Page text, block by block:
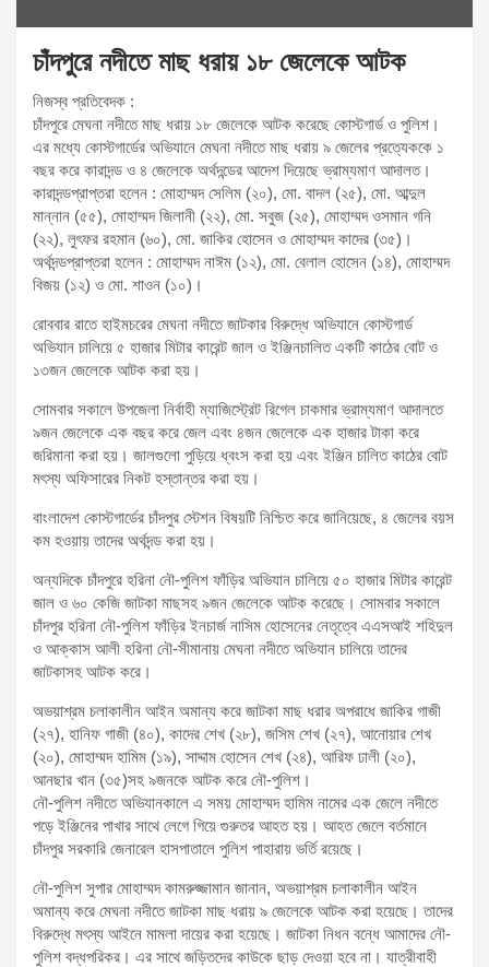
চাঁদপুরে নদীতে মাছ ধরায় ১৮ জেলেকে আটক
নিজস্ব প্রতিবেদক :
চাঁদপুরে মেঘনা নদীতে মাছ ধরায় ১৮ জেলেকে আটক করেছে কোস্টগার্ড ও পুলিশ।
এর মধ্যে কোস্টগার্ডের অভিযানে মেঘনা নদীতে মাছ ধরায় ৯ জেলের প্রত্যেককে ১
বছর করে কারাদন্ড ও ৪ জেলেকে অর্থদন্ডের আদেশ দিয়েছে ভ্রাম্যমাণ আদালত।
কারাদন্ডপ্রাপ্তরা হলেন : মোহাম্মদ সেলিম (২০), মো. বাদল (২৫), মো. আব্দুল
মান্নান (৫৫), মোহাম্মদ জিলানী (২২), মো. সবুজ (২৫), মোহাম্মদ ওসমান গনি
(২২), লুৎফর রহমান (৬০), মো. জাকির হোসেন ও মোহাম্মদ কাদের (৩৫)।
অর্থদন্ডপ্রাপ্তরা হলেন : মোহাম্মদ নাঈম (১২), মো. বেলাল হোসেন (১৪), মোহাম্মদ
বিজয় (১২) ও মো. শাওন (১০)।
রোববার রাতে হাইমচরের মেঘনা নদীতে জাটকার বিরুদ্ধে অভিযানে কোস্টগার্ড
অভিযান চালিয়ে ৫ হাজার মিটার কারেন্ট জাল ও ইঞ্জিনচালিত একটি কাঠের বোট ও
১৩জন জেলেকে আটক করা হয়।
সোমবার সকালে উপজেলা নির্বাহী ম্যাজিস্ট্রেট রিগেল চাকমার ভ্রাম্যমাণ আদালতে
৯জন জেলেকে এক বছর করে জেল এবং ৪জন জেলেকে এক হাজার টাকা করে
জরিমানা করা হয়। জালগুলো পুড়িয়ে ধ্বংস করা হয় এবং ইঞ্জিন চালিত কাঠের বোট
মৎস্য অফিসারের নিকট হস্তান্তর করা হয়।
বাংলাদেশ কোস্টগার্ডের চাঁদপুর স্টেশন বিষয়টি নিশ্চিত করে জানিয়েছে, ৪ জেলের বয়স
কম হওয়ায় তাদের অর্থদন্ড করা হয়।
অন্যদিকে চাঁদপুরে হরিনা নৌ-পুলিশ ফাঁড়ির অভিযান চালিয়ে ৫০ হাজার মিটার কারেন্ট
জাল ও ৬০ কেজি জাটকা মাছসহ ৯জন জেলেকে আটক করেছে। সোমবার সকালে
চাঁদপুর হরিনা নৌ-পুলিশ ফাঁড়ির ইনচার্জ নাসিম হোসেনের নেতৃত্বে এএসআই শহিদুল
ও আক্কাস আলী হরিনা নৌ-সীমানায় মেঘনা নদীতে অভিযান চালিয়ে তাদের
জাটকাসহ আটক করে।
অভয়াশ্রম চলাকালীন আইন অমান্য করে জাটকা মাছ ধরার অপরাধে জাকির গাজী
(২৭), হানিফ গাজী (৪০), কাদের শেখ (২৮), জসিম শেখ (২৭), আনোয়ার শেখ
(২০), মোহাম্মদ হামিম (১৯), সাদ্দাম হোসেন শেখ (২৪), আরিফ ঢালী (২০),
আনছার খান (৩৫)সহ ৯জনকে আটক করে নৌ-পুলিশ।
নৌ-পুলিশ নদীতে অভিযানকালে এ সময় মোহাম্মদ হামিম নামের এক জেলে নদীতে
পড়ে ইঞ্জিনের পাখার সাথে লেগে গিয়ে গুরুতর আহত হয়। আহত জেলে বর্তমানে
চাঁদপুর সরকারি জেনারেল হাসপাতালে পুলিশ পাহারায় ভর্তি রয়েছে।
নৌ-পুলিশ সুপার মোহাম্মদ কামরুজ্জামান জানান, অভয়াশ্রম চলাকালীন আইন
অমান্য করে মেঘনা নদীতে জাটকা মাছ ধরায় ৯ জেলেকে আটক করা হয়েছে। তাদের
বিরুদ্ধে মৎস্য আইনে মামলা দায়ের করা হয়েছে। জাটকা নিধন বন্ধে আমাদের নৌ-
পুলিশ বদ্ধপরিকর। এর সাথে জড়িতদের কাউকে ছাড় দেওয়া হবে না। যাত্রীবাহী